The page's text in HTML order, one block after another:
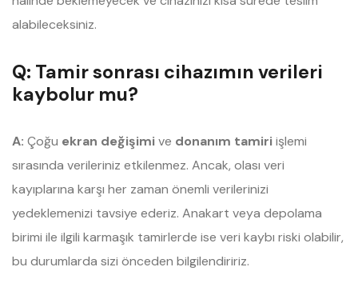
alabileceksiniz.
Q: Tamir sonrası cihazımın verileri
kaybolur mu?
A: Çoğu ekran değişimive donanım tamiriişlemi
sırasında verileriniz etkilenmez. Ancak, olası veri
kayıplarına karşı her zaman önemli verilerinizi
yedeklemenizi tavsiye ederiz. Anakart veya depolama
birimi ile ilgili karmaşık tamirlerde ise veri kaybı riski olabilir,
bu durumlarda sizi önceden bilgilendiririz.